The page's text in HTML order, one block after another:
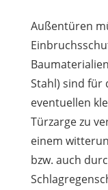
Außentüren
Stahl) sind für
eventuellen
Türzarge zu
einem
bzw. auch